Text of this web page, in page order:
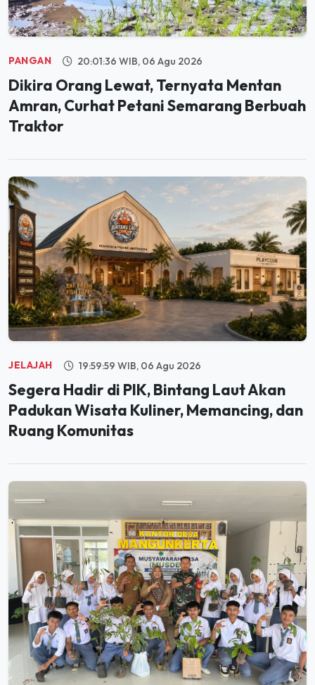
PANGAN 20:01:36 WIB, 06 Agu 2026
Dikira Orang Lewat, Ternyata Mentan
Amran, Curhat Petani Semarang Berbuah
Traktor
JELAJAH 19:59:59 WIB, 06 Agu 2026
Segera Hadir di PIK, Bintang Laut Akan
Padukan Wisata Kuliner, Memancing, dan
Ruang Komunitas